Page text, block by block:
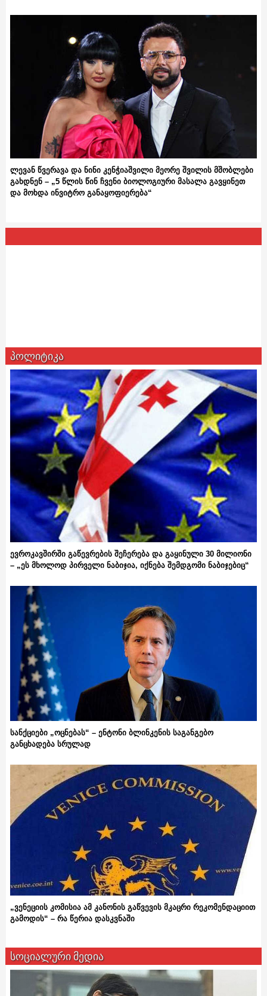
ლევან წვერავა და ნინი კენჭიაშვილი მეორე შვილის მშობლები
გახდნენ – „5 წლის წინ ჩვენი ბიოლოგიური მასალა გავყინეთ
და მოხდა ინვიტრო განაყოფიერება“
პოლიტიკა
ევროკავშირში გაწევრების შეჩერება და გაყინული 30 მილიონი
– „ეს მხოლოდ პირველი ნაბიჯია, იქნება შემდგომი ნაბიჯებიც“
სანქციები „ოცნებას“ – ენტონი ბლინკენის საგანგებო
განცხადება სრულად
„ვენეციის კომისია ამ კანონის გაწვევის მკაცრი რეკომენდაციით
გამოდის“ – რა წერია დასკვნაში
სოციალური მედია